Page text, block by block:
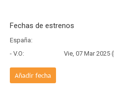
Fechas de estrenos
España:
- V.O:
Vie, 07 Mar 2025 (Hace 1
Añadir fecha